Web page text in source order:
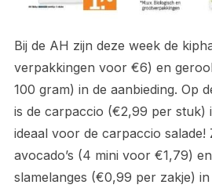
Bij de AH zijn deze week de
verpakkingen voor €6) en
100 gram) in de aanbieding. Op
is de carpaccio (€2,99 per stuk)
ideaal voor de carpaccio salade!
avocado’s (4 mini voor €1,79)
slamelanges (€0,99 per zakje)